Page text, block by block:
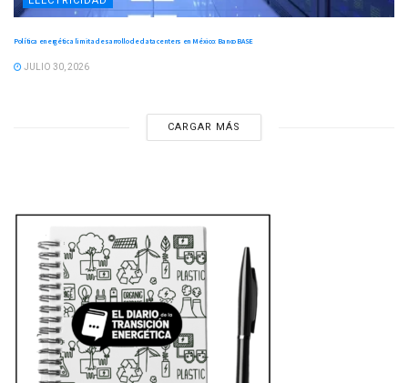
Política energética limita desarrollo de data centers en México: Banco BASE
JULIO 30, 2026
CARGAR MÁS